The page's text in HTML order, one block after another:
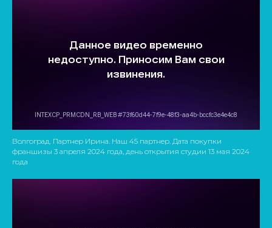
Волгоград. Партнер Ирина. Наш 45 партнер. Дата покупки
франшизы 3 апреля 2024 года, день открытия студии 13 мая 2024
года